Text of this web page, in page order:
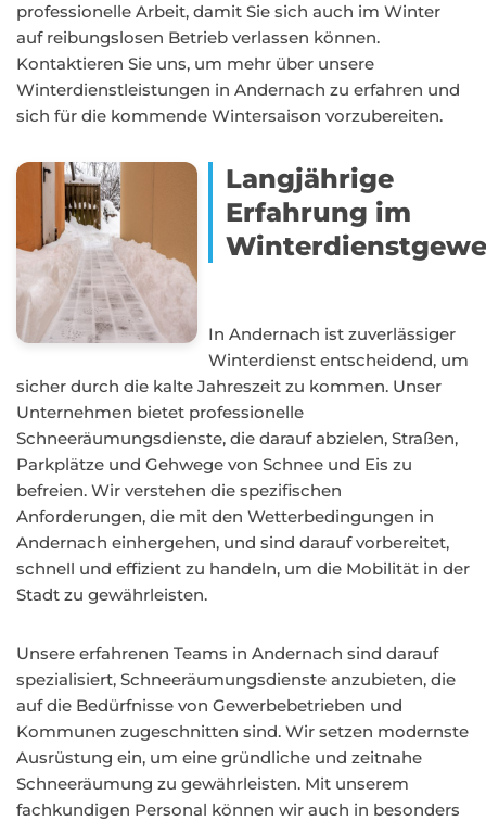
professionelle Arbeit, damit Sie sich auch im Winter
auf reibungslosen Betrieb verlassen können.
Kontaktieren Sie uns, um mehr über unsere
Winterdienstleistungen in Andernach zu erfahren und
sich für die kommende Wintersaison vorzubereiten.
Langjährige
Erfahrung im
In Andernach ist zuverlässiger
Winterdienst entscheidend, um
sicher durch die kalte Jahreszeit zu kommen. Unser
Unternehmen bietet professionelle
Schneeräumungsdienste, die darauf abzielen, Straßen,
Parkplätze und Gehwege von Schnee und Eis zu
befreien. Wir verstehen die spezifischen
Anforderungen, die mit den Wetterbedingungen in
Andernach einhergehen, und sind darauf vorbereitet,
schnell und effizient zu handeln, um die Mobilität in der
Stadt zu gewährleisten.
Unsere erfahrenen Teams in Andernach sind darauf
spezialisiert, Schneeräumungsdienste anzubieten, die
auf die Bedürfnisse von Gewerbebetrieben und
Kommunen zugeschnitten sind. Wir setzen modernste
Ausrüstung ein, um eine gründliche und zeitnahe
Schneeräumung zu gewährleisten. Mit unserem
fachkundigen Personal können wir auch in besonders